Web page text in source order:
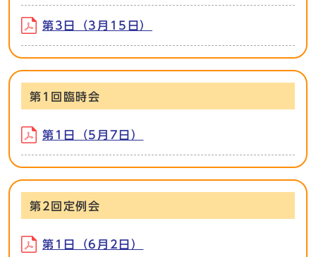
第3日（3月15日）
第1回臨時会
第1日（5月7日）
第2回定例会
第1日（6月2日）